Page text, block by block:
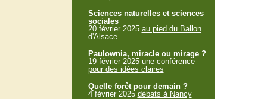
Sciences naturelles et sciences
sociales
20 février 2025 au pied du Ballon
d'Alsace
Paulownia, miracle ou mirage ?
19 février 2025 une conférence
pour des idées claires
Quelle forêt pour demain ?
4 février 2025 débats à Nancy